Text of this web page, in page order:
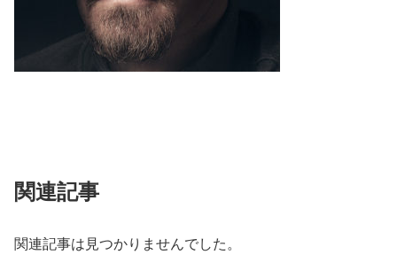
関連記事
関連記事は見つかりませんでした。